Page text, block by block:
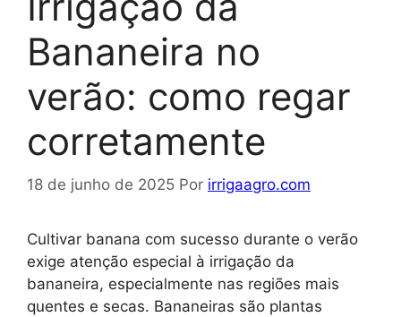
Bananeira no
verão: como regar
corretamente
18 de junho de 2025 Por irrigaagro.com
Cultivar banana com sucesso durante o verão
exige atenção especial à irrigação da
bananeira, especialmente nas regiões mais
quentes e secas. Bananeiras são plantas